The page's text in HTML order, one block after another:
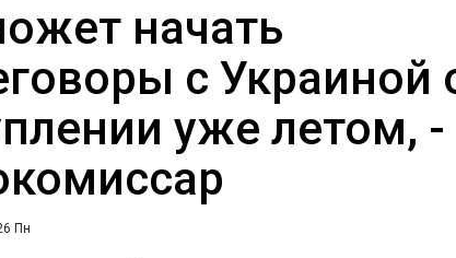
начать
с Украиной
уже летом, -
Пн